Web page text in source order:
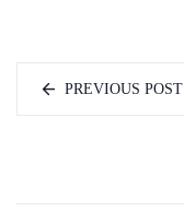
PREVIOUS POST